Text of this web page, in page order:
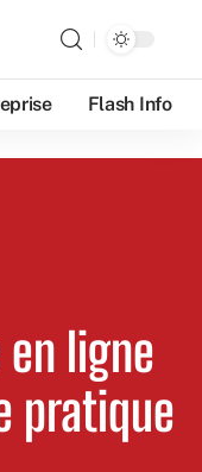
Flash Info
ligne
pratique